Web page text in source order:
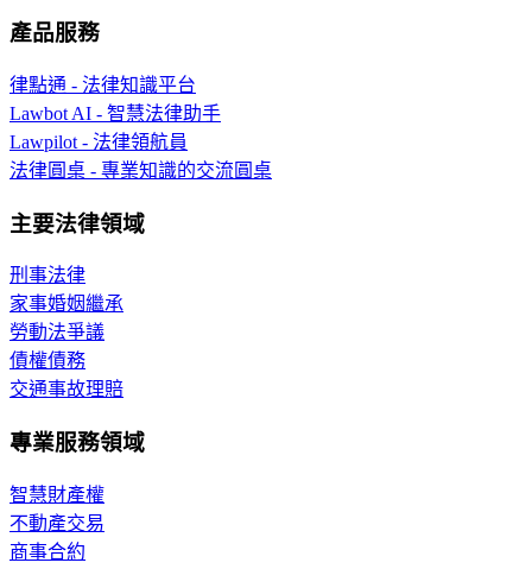
產品服務
律點通 - 法律知識平台
Lawbot AI - 智慧法律助手
Lawpilot - 法律領航員
法律圓桌 - 專業知識的交流圓桌
主要法律領域
刑事法律
家事婚姻繼承
勞動法爭議
債權債務
交通事故理賠
專業服務領域
智慧財產權
不動產交易
商事合約